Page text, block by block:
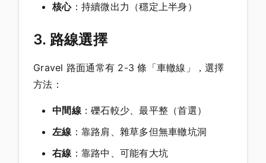
核心：持續微出力（穩定上半身）
3. 路線選擇
Gravel 路面通常有 2-3 條「車轍線」，選擇
方法：
中間線：礫石較少、最平整（首選）
左線 ：靠路肩、雜草多但無車轍坑洞
右線 ：靠路中、可能有大坑